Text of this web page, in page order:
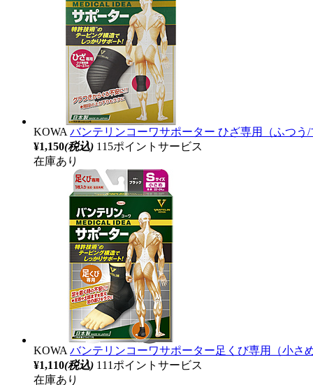
KOWA バンテリンコーワサポーター ひざ専用（ふつう/
¥1,150(税込) 115ポイントサービス
在庫あり
KOWA バンテリンコーワサポーター足くび専用（小さ
¥1,110(税込) 111ポイントサービス
在庫あり